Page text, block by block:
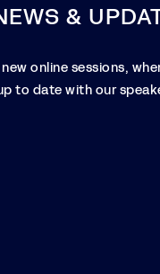
&
online sessions,
to date with our